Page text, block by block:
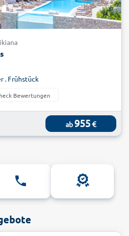
. Frühstück
Bewertungen
ab 955€